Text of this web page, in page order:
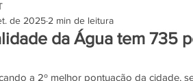
da Água tem 735
de 2025 2 min de leitura
a 2º melhor pontuação da cidade,